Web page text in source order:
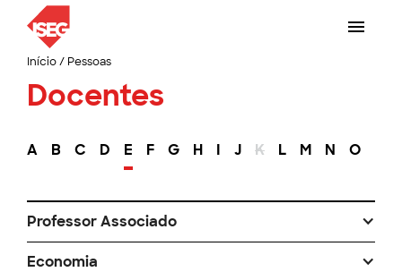
Início/ Pessoas
Docentes
A B C D E F G H I J K L M N O
Professor Associado
Economia